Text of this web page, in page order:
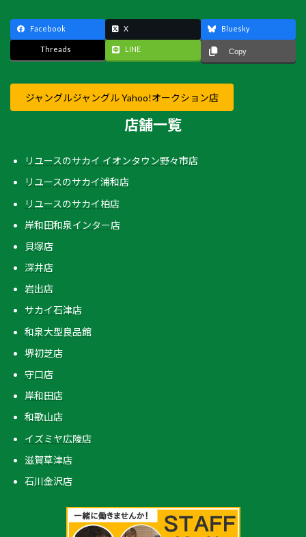
Facebook X Bluesky
Threads LINE Copy
ジャングルジャングル Yahoo!オークション店
店舗一覧
リユースのサカイ イオンタウン野々市店
リユースのサカイ浦和店
リユースのサカイ柏店
岸和田和泉インター店
貝塚店
深井店
岩出店
サカイ石津店
和泉大型良品館
堺初芝店
守口店
岸和田店
和歌山店
イズミヤ広陵店
滋賀草津店
石川金沢店